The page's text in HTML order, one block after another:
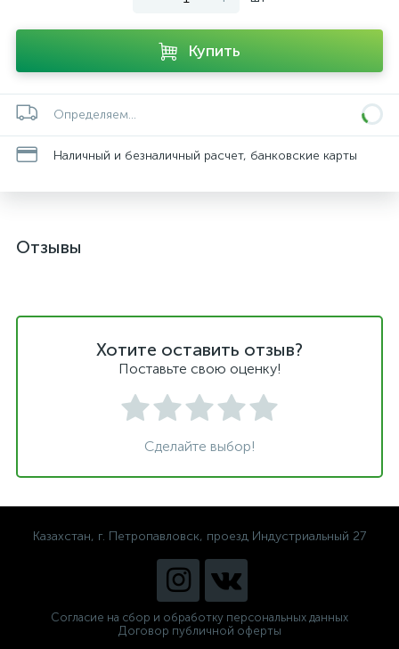
Купить
Определяем...
Наличный и безналичный расчет, банковские карты
Отзывы
Хотите оставить отзыв?
Поставьте свою оценку!
Сделайте выбор!
Казахстан, г. Петропавловск, проезд Индустриальный 27
Согласие на сбор и обработку персональных данных
Договор публичной оферты